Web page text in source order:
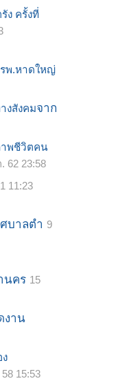
ง ครั้งที่
พ.หาดใหญ่
งสังคมจาก
พชีวิตคน
62 23:58
11:23
บาลตำ 9
นคร 15
งาน
15:53